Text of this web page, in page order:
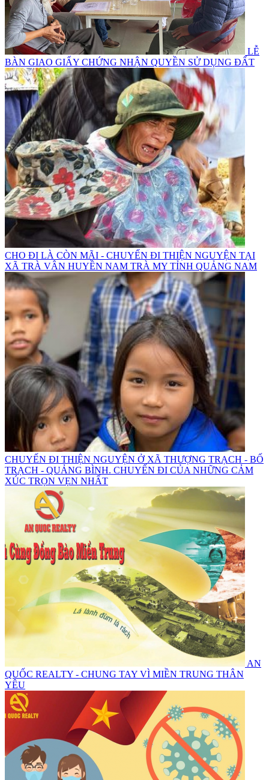
LỄ
BÀN GIAO GIẤY CHỨNG NHẬN QUYỀN SỬ DỤNG ĐẤT
CHO ĐI LÀ CÒN MÃI - CHUYẾN ĐI THIỆN NGUYỆN TẠI
XÃ TRÀ VÂN HUYỀN NAM TRÀ MY TỈNH QUẢNG NAM
CHUYẾN ĐI THIỆN NGUYỆN Ở XÃ THƯỢNG TRẠCH - BỐ
TRẠCH - QUẢNG BÌNH. CHUYẾN ĐI CỦA NHỮNG CẢM
XÚC TRỌN VẸN NHẤT
AN
QUỐC REALTY - CHUNG TAY VÌ MIỀN TRUNG THÂN
YÊU